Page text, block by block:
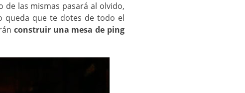
de las mismas pasará al olvido,
queda que te dotes de todo el
construir una mesa de ping